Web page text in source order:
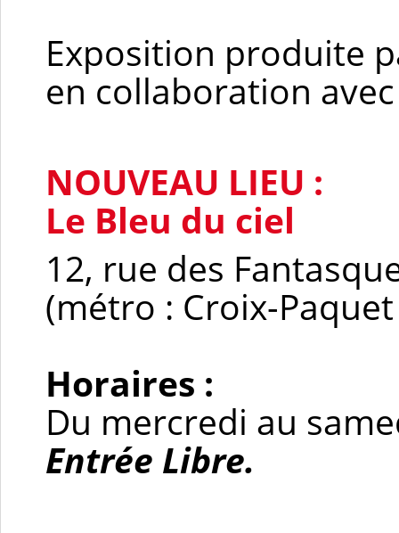
Exposition produite
en collaboration
NOUVEAU LIEU :
Le Bleu du ciel
12, rue des
(métro : Croix-
Horaires :
Du mercredi au
Entrée Libre.